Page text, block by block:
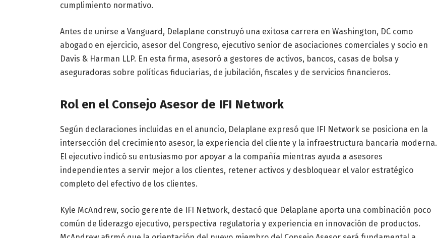
cumplimiento normativo.
Antes de unirse a Vanguard, Delaplane construyó una exitosa carrera en Washington, DC como
abogado en ejercicio, asesor del Congreso, ejecutivo senior de asociaciones comerciales y socio en
Davis & Harman LLP. En esta firma, asesoró a gestores de activos, bancos, casas de bolsa y
aseguradoras sobre políticas fiduciarias, de jubilación, fiscales y de servicios financieros.
Rol en el Consejo Asesor de IFI Network
Según declaraciones incluidas en el anuncio, Delaplane expresó que IFI Network se posiciona en la
intersección del crecimiento asesor, la experiencia del cliente y la infraestructura bancaria moderna.
El ejecutivo indicó su entusiasmo por apoyar a la compañía mientras ayuda a asesores
independientes a servir mejor a los clientes, retener activos y desbloquear el valor estratégico
completo del efectivo de los clientes.
Kyle McAndrew, socio gerente de IFI Network, destacó que Delaplane aporta una combinación poco
común de liderazgo ejecutivo, perspectiva regulatoria y experiencia en innovación de productos.